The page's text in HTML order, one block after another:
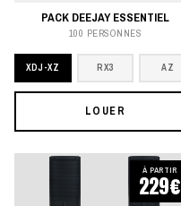
PACK DEEJAY ESSENTIEL
100 PERSONNES
XDJ-XZ RX3 AZ
LOUER
À PARTIR
229€